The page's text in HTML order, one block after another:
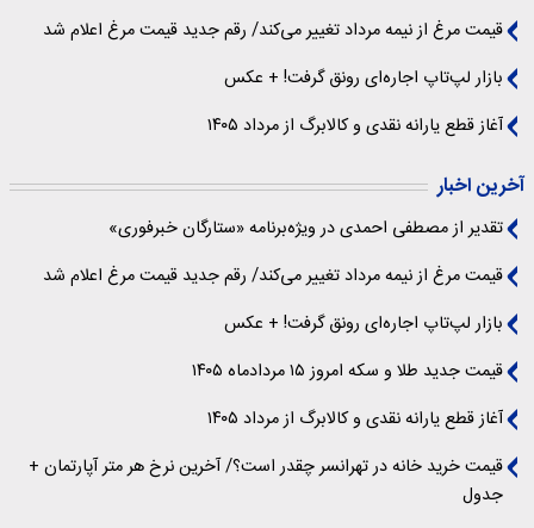
قیمت مرغ از نیمه مرداد تغییر می‌کند/ رقم جدید قیمت مرغ اعلام شد
بازار لپ‌تاپ اجاره‌ای رونق گرفت! + عکس
آغاز قطع یارانه نقدی و کالابرگ از مرداد ۱۴۰۵
آخرین اخبار
تقدیر از مصطفی احمدی در ویژه‌برنامه «ستارگان خبرفوری»
قیمت مرغ از نیمه مرداد تغییر می‌کند/ رقم جدید قیمت مرغ اعلام شد
بازار لپ‌تاپ اجاره‌ای رونق گرفت! + عکس
قیمت جدید طلا و سکه امروز ۱۵ مردادماه ۱۴۰۵
آغاز قطع یارانه نقدی و کالابرگ از مرداد ۱۴۰۵
قیمت خرید خانه در تهرانسر چقدر است؟/ آخرین نرخ هر متر آپارتمان +
جدول